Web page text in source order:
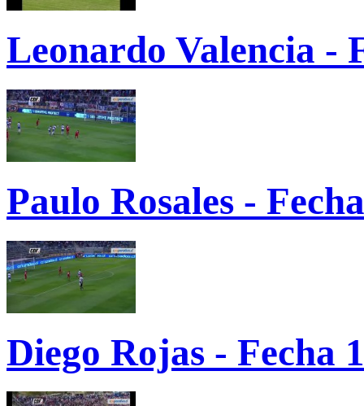
Leonardo Valencia -
Paulo Rosales -
Diego Rojas - Fecha